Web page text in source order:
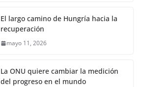
El largo camino de Hungría hacia la
recuperación
mayo 11, 2026
La ONU quiere cambiar la medición
del progreso en el mundo